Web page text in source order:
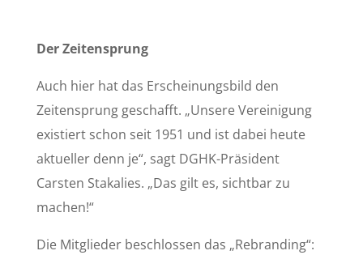
Der Zeitensprung
Auch hier hat das Erscheinungsbild den
Zeitensprung geschafft. „Unsere Vereinigung
existiert schon seit 1951 und ist dabei heute
aktueller denn je“, sagt DGHK-Präsident
Carsten Stakalies. „Das gilt es, sichtbar zu
machen!“
Die Mitglieder beschlossen das „Rebranding“: